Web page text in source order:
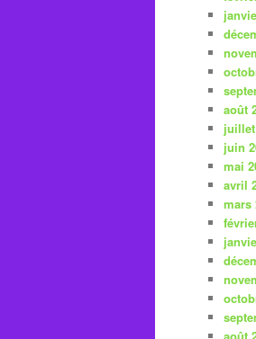
août
juin
mai
avril
mars